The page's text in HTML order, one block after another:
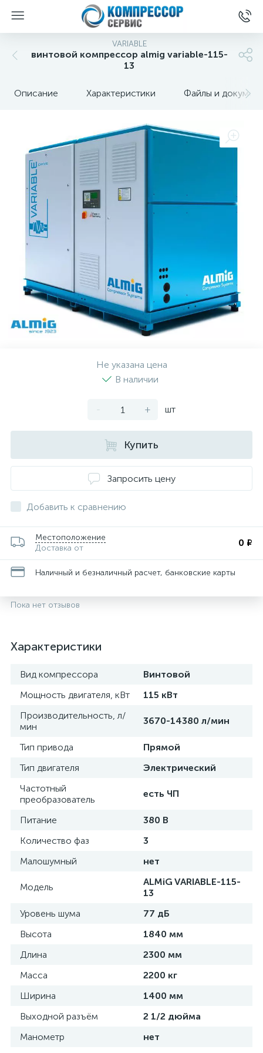
VARIABLE
винтовой компрессор almig variable-115-
13
Описание Характеристики Файлы и
Не указана цена
В наличии
- + шт
Купить
Запросить цену
Добавить к сравнению
Местоположение
Доставка от
0 ₽
Наличный и безналичный расчет, банковские карты
Пока нет отзывов
Характеристики
Вид компрессора
Винтовой
Мощность двигателя, кВт
115 кВт
Производительность, л/
мин
3670-14380 л/мин
Тип привода
Прямой
Тип двигателя
Электрический
Частотный
преобразователь
есть ЧП
Питание
380 В
Количество фаз
3
Малошумный
нет
Модель
ALMiG VARIABLE-115-
13
Уровень шума
77 дБ
Высота
1840 мм
Длина
2300 мм
Масса
2200 кг
Ширина
1400 мм
Выходной разъём
2 1/2 дюйма
Манометр
нет